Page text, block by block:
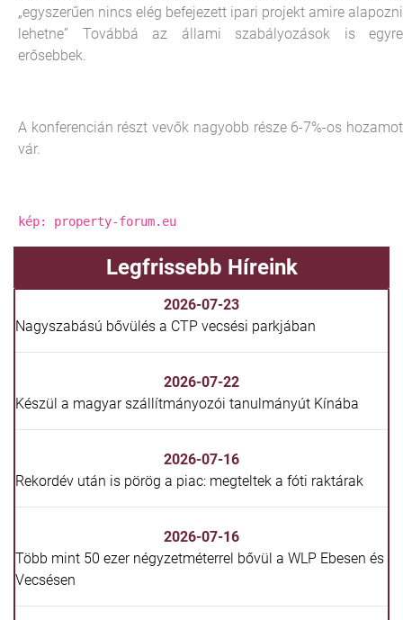
„egyszerűen nincs elég befejezett ipari projekt amire alapozni
lehetne” Továbbá az állami szabályozások is egyre
erősebbek.
A konferencián részt vevők nagyobb része 6-7%-os hozamot
vár.
kép: property-forum.eu
Legfrissebb Híreink
2026-07-23
Nagyszabású bővülés a CTP vecsési parkjában
2026-07-22
Készül a magyar szállítmányozói tanulmányút Kínába
2026-07-16
Rekordév után is pörög a piac: megteltek a fóti raktárak
2026-07-16
Több mint 50 ezer négyzetméterrel bővül a WLP Ebesen és
Vecsésen